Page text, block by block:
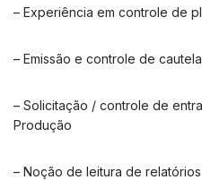
– Experiência em controle de
– Emissão e controle de
– Solicitação / controle de
Produção
– Noção de leitura de